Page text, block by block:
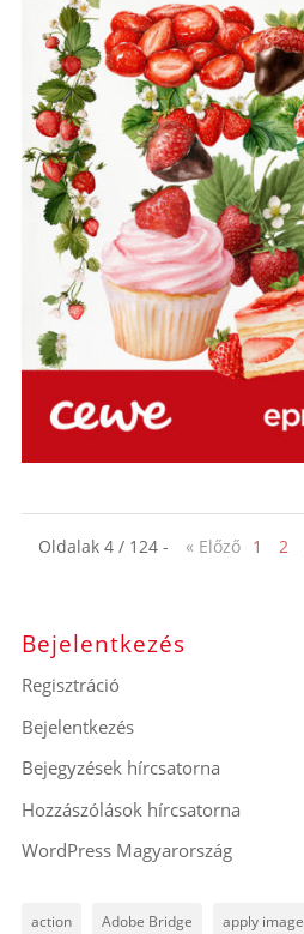
Oldalak 4 / 124 - « Előző 1 2
Bejelentkezés
Regisztráció
Bejelentkezés
Bejegyzések hírcsatorna
Hozzászólások hírcsatorna
WordPress Magyarország
action Adobe Bridge apply image